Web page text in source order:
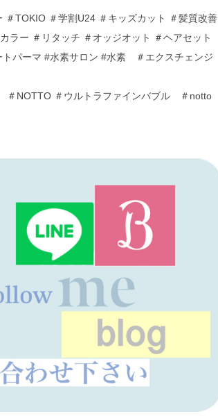
TOKIO ＃学割U24 ＃キッズカット ＃髪質改善
ー ＃リタッチ ＃オッジオット ＃ヘアセット
トパーマ #水素サロン #水素 ＃エクスチェンジ
NOTTO ＃ウルトラファインバブル ＃notto